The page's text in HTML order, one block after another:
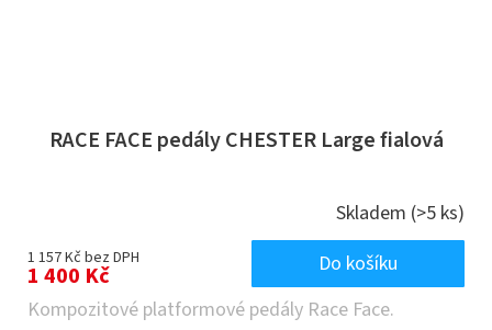
RACE FACE pedály CHESTER Large fialová
Skladem (>5 ks)
1 157 Kč bez DPH
1 400 Kč
Do košíku
Kompozitové platformové pedály Race Face.